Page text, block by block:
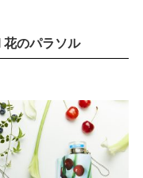
花のパラソル